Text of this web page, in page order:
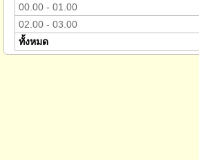
00.00 - 01.00
02.00 - 03.00
ทั้งหมด